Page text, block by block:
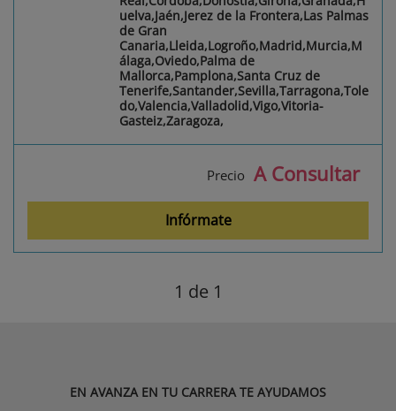
uelva,Jaén,Jerez de la Frontera,Las Palmas
de Gran
Canaria,Lleida,Logroño,Madrid,Murcia,M
álaga,Oviedo,Palma de
Mallorca,Pamplona,Santa Cruz de
Tenerife,Santander,Sevilla,Tarragona,Tole
do,Valencia,Valladolid,Vigo,Vitoria-
Gasteiz,Zaragoza,
Precio A Consultar
Infórmate
1 de 1
EN AVANZA EN TU CARRERA TE AYUDAMOS